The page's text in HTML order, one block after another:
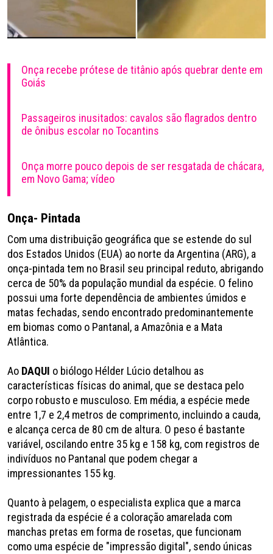
Onça recebe prótese de titânio após quebrar dente em
Goiás
Passageiros inusitados: cavalos são flagrados dentro
de ônibus escolar no Tocantins
Onça morre pouco depois de ser resgatada de chácara,
em Novo Gama; vídeo
Onça- Pintada
Com uma distribuição geográfica que se estende do sul
dos Estados Unidos (EUA) ao norte da Argentina (ARG), a
onça-pintada tem no Brasil seu principal reduto, abrigando
cerca de 50% da população mundial da espécie. O felino
possui uma forte dependência de ambientes úmidos e
matas fechadas, sendo encontrado predominantemente
em biomas como o Pantanal, a Amazônia e a Mata
Atlântica.
Ao DAQUI o biólogo Hélder Lúcio detalhou as
características físicas do animal, que se destaca pelo
corpo robusto e musculoso. Em média, a espécie mede
entre 1,7 e 2,4 metros de comprimento, incluindo a cauda,
e alcança cerca de 80 cm de altura. O peso é bastante
variável, oscilando entre 35 kg e 158 kg, com registros de
indivíduos no Pantanal que podem chegar a
impressionantes 155 kg.
Quanto à pelagem, o especialista explica que a marca
registrada da espécie é a coloração amarelada com
manchas pretas em forma de rosetas, que funcionam
como uma espécie de "impressão digital", sendo únicas